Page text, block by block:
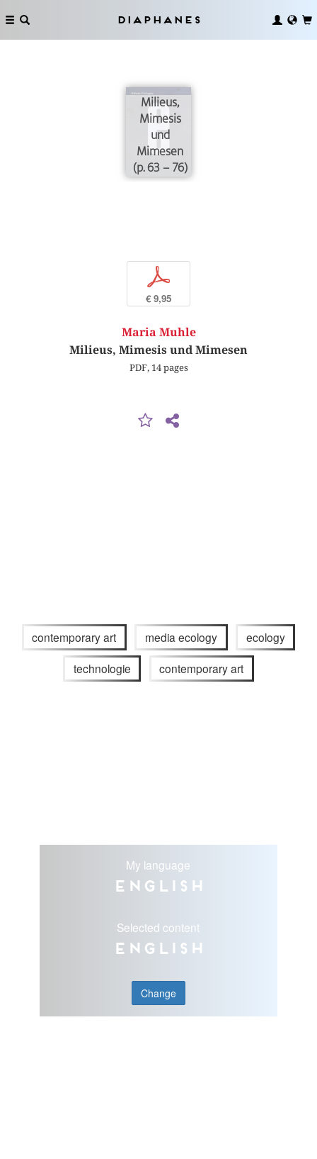
Diaphanes
Milieus,
Mimesis
und
Mimesen
(p. 63 – 76)
p
€ 9,95
Maria Muhle
Milieus, Mimesis und Mimesen
PDF, 14 pages
contemporary art media ecology ecology
technologie contemporary art
My language
English
Selected content
English
Change